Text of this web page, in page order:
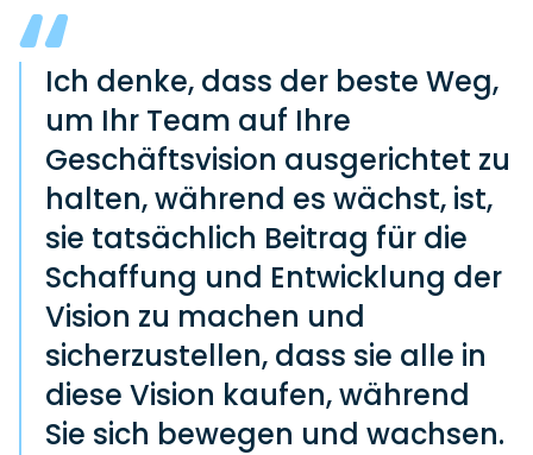
Ich denke, dass der beste Weg,
um Ihr Team auf Ihre
Geschäftsvision ausgerichtet zu
halten, während es wächst, ist,
sie tatsächlich Beitrag für die
Schaffung und Entwicklung der
Vision zu machen und
sicherzustellen, dass sie alle in
diese Vision kaufen, während
Sie sich bewegen und wachsen.